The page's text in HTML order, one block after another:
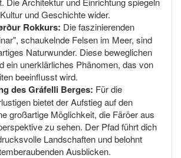
und Geschichte wider.
Rokkurs: Die faszinierenden
schaukelnde Felsen im Meer, sind
Naturwunder. Diese beweglichen
ein unerklärliches Phänomen, das von
beeinflusst wird.
des Gráfelli Berges: Für die
bietet der Aufstieg auf den
großartige Möglichkeit, die Färöer aus
zu sehen. Der Pfad führt dich
Landschaften und belohnt
Ausblicken.